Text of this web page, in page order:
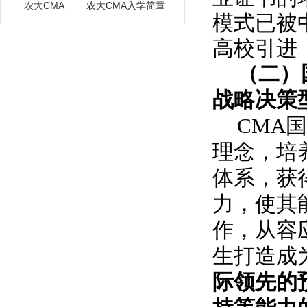
农大CMA 农大CMA入学简章
模式已被
高校引进
（二
战略决策
CMA
理念，培
体系，获
力，使其
作，从容
生打造成
际领先的